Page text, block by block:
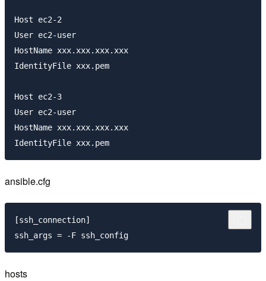
Host ec2-2
User ec2-user
HostName xxx.xxx.xxx.xxx
IdentityFile xxx.pem
Host ec2-3
User ec2-user
HostName xxx.xxx.xxx.xxx
ansible.cfg
[ssh_connection]
hosts